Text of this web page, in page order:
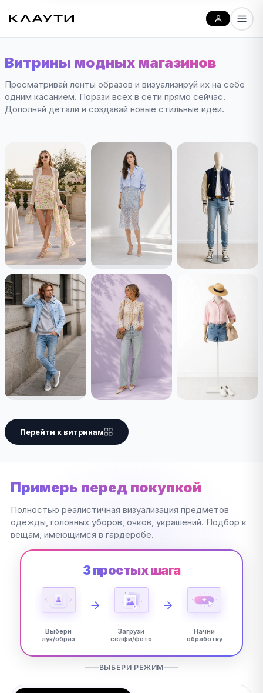
Витрины модных магазинов
Просматривай ленты образов и визуализируй их на себе
одним касанием. Порази всех в сети прямо сейчас.
Дополняй детали и создавай новые стильные идеи.
Перейти к витринам
Примерь перед покупкой
Полностью реалистичная визуализация предметов
одежды, головных уборов, очков, украшений. Подбор к
вещам, имеющимся в гардеробе.
3 простых шага
Выбери
лук/образ
Загрузи
селфи/фото
Начни
обработку
ВЫБЕРИ РЕЖИМ